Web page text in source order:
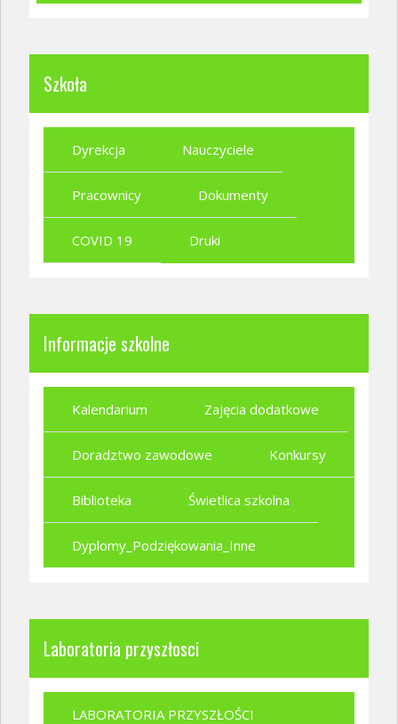
Szkoła
Dyrekcja Nauczyciele
Pracownicy Dokumenty
COVID 19 Druki
Informacje szkolne
Kalendarium Zajęcia dodatkowe
Doradztwo zawodowe Konkursy
Biblioteka Świetlica szkolna
Dyplomy_Podziękowania_Inne
Laboratoria przyszłosci
LABORATORIA PRZYSZŁOŚCI